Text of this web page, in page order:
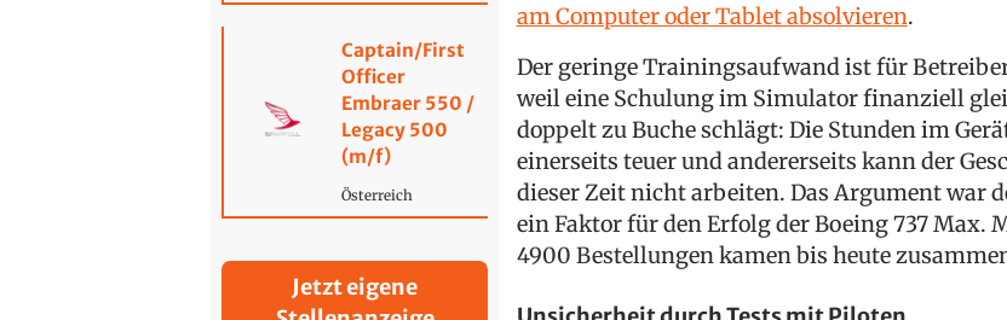
Captain/First
Officer
Embraer 550 /
Legacy 500
(m/f)
Österreich
Jetzt eigene
am Computer oder Tablet absolvieren.
Der geringe Trainingsaufwand ist für
weil eine Schulung im Simulator finanziell
doppelt zu Buche schlägt: Die Stunden im
einerseits teuer und andererseits kann der
dieser Zeit nicht arbeiten. Das Argument war
ein Faktor für den Erfolg der Boeing 737 Max.
4900 Bestellungen kamen bis heute